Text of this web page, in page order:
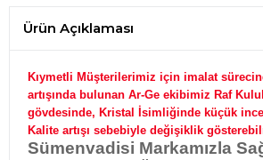
Ürün Açıklaması
Kıymetli Müşterilerimiz için imalat
artışında bulunan Ar-Ge ekibimiz Raf
gövdesinde, Kristal İsimliğinde küçük
Kalite artışı sebebiyle değişiklik
Sümenvadisi Markamızla